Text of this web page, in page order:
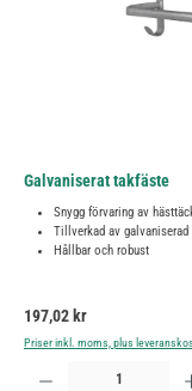
Galvaniserat takfäste
Snygg förvaring av
Tillverkad av galvaniserad
Hållbar och robust
Ordinarie pris:
197,02 kr
Priser inkl. moms, plus
Produktkvantitet: Ange önskat